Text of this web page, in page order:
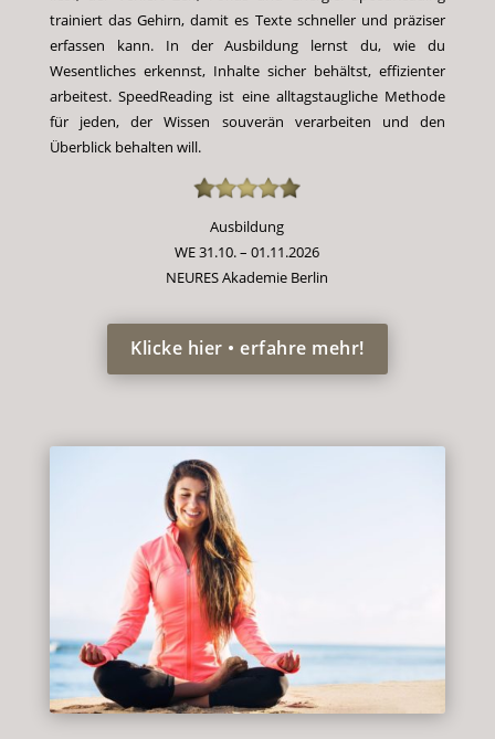
trainiert das Gehirn, damit es Texte schneller und präziser
erfassen kann. In der Ausbildung lernst du, wie du
Wesentliches erkennst, Inhalte sicher behältst, effizienter
arbeitest. SpeedReading ist eine alltagstaugliche Methode
für jeden, der Wissen souverän verarbeiten und den
Überblick behalten will.
Ausbildung
WE 31.10. – 01.11.2026
NEURES Akademie Berlin
Klicke hier • erfahre mehr!